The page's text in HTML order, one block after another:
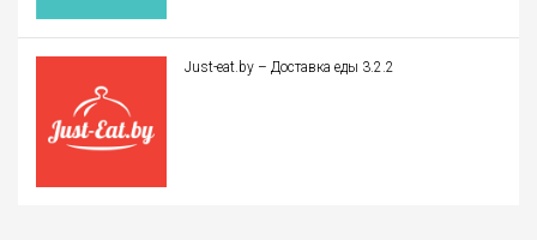
Just-eat.by – Доставка еды 3.2.2